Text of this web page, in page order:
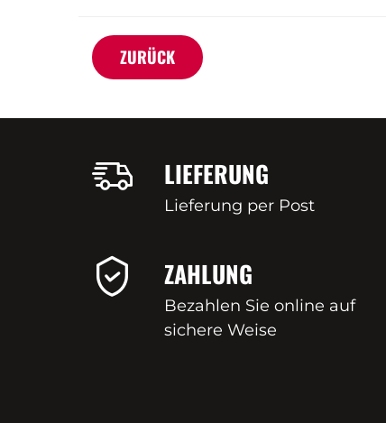
ZURÜCK
LIEFERUNG
Lieferung per Post
ZAHLUNG
Bezahlen Sie online auf
sichere Weise